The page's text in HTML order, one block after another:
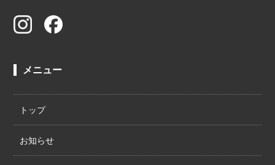
メニュー
トップ
お知らせ